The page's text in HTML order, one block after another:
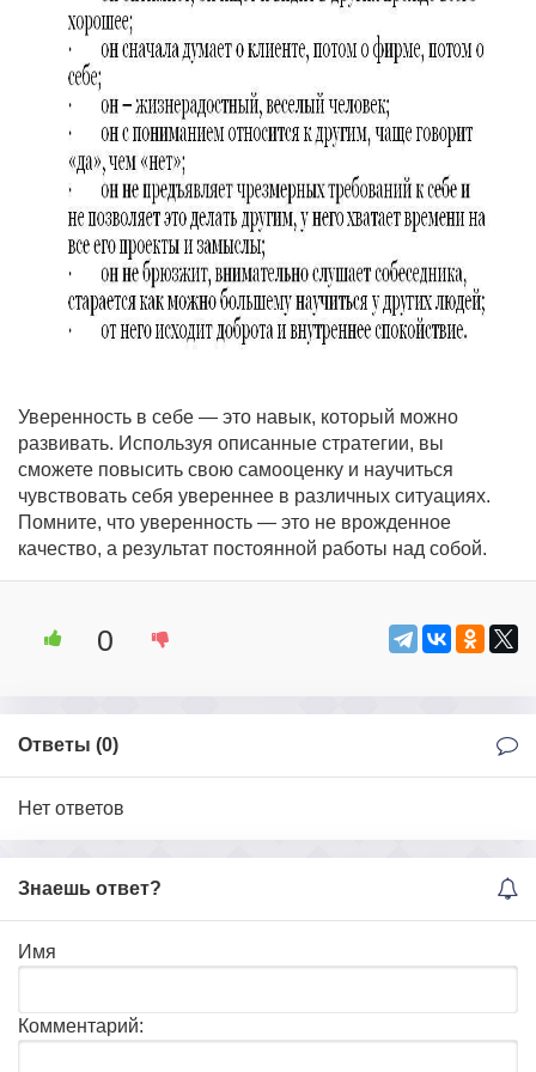
Уверенность в себе — это навык, который можно
развивать. Используя описанные стратегии, вы
сможете повысить свою самооценку и научиться
чувствовать себя увереннее в различных ситуациях.
Помните, что уверенность — это не врожденное
качество, а результат постоянной работы над собой.
0
Ответы (0)
Нет ответов
Знаешь ответ?
Имя
Комментарий: